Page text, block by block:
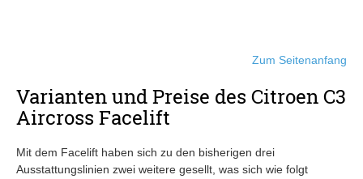
Zum Seitenanfang
Varianten und Preise des Citroen C3
Aircross Facelift
Mit dem Facelift haben sich zu den bisherigen drei
Ausstattungslinien zwei weitere gesellt, was sich wie folgt